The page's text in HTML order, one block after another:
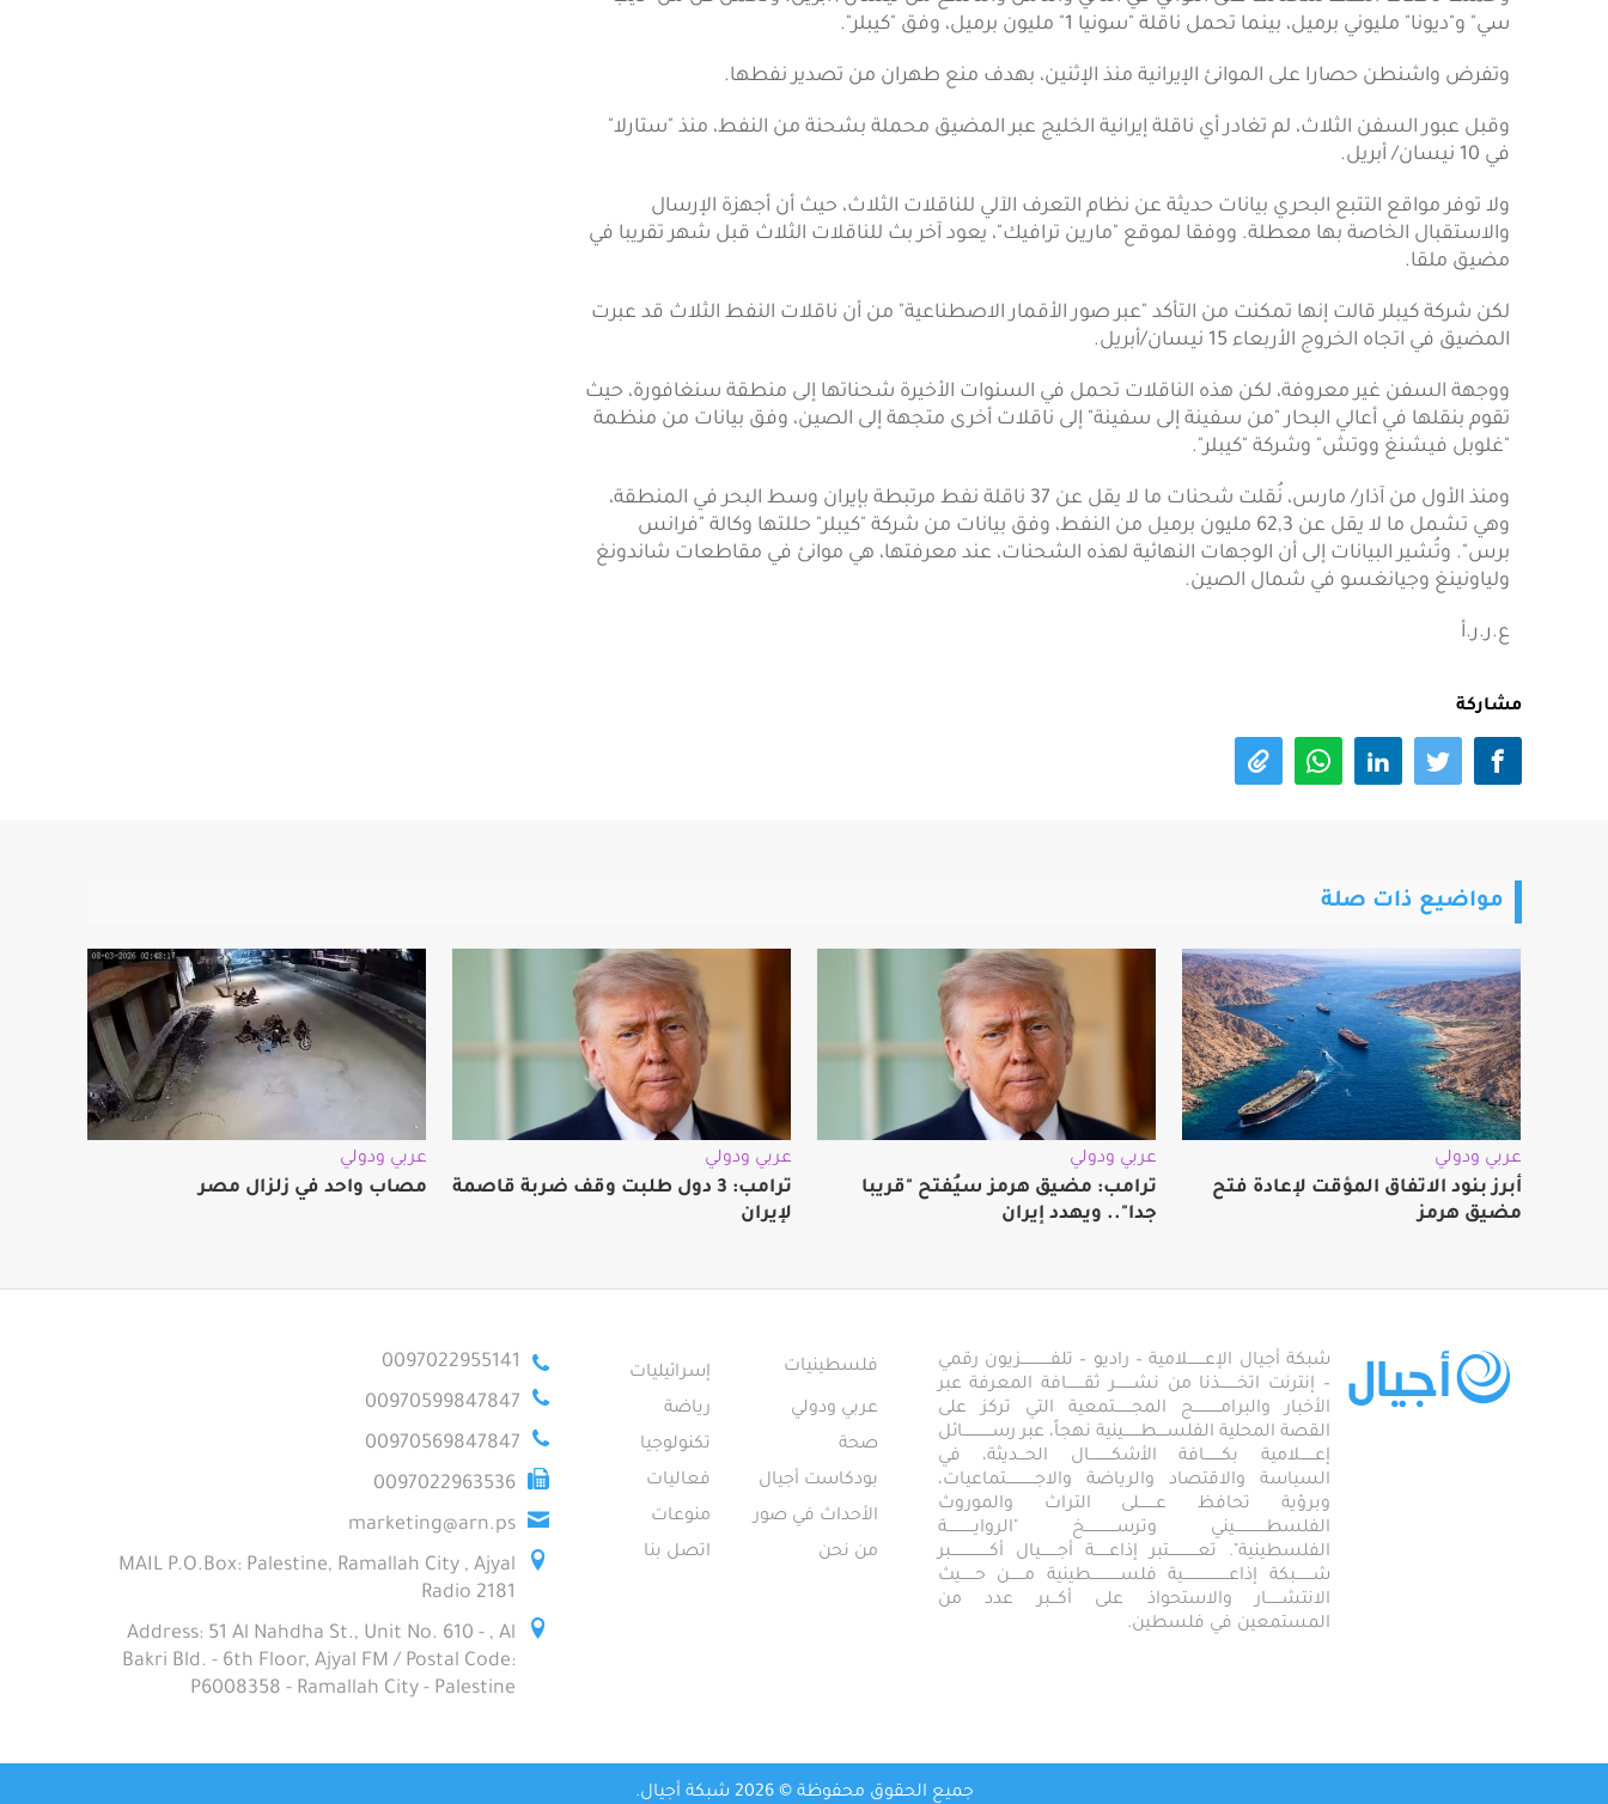
سي" و"ديونا" مليوني برميل، بينما تحمل ناقلة "سونيا 1" مليون برميل، وفق "كيبلر".
وتفرض واشنطن حصارا على الموانئ الإيرانية منذ الإثنين، بهدف منع طهران من تصدير نفطها.
وقبل عبور السفن الثلاث، لم تغادر أي ناقلة إيرانية الخليج عبر المضيق محملة بشحنة من النفط، منذ "ستارلا"
في 10 نيسان/ أبريل.
ولا توفر مواقع التتبع البحري بيانات حديثة عن نظام التعرف الآلي للناقلات الثلاث، حيث أن أجهزة الإرسال
والاستقبال الخاصة بها معطلة. ووفقا لموقع "مارين ترافيك"، يعود آخر بث للناقلات الثلاث قبل شهر تقريبا في
مضيق ملقا.
لكن شركة كيبلر قالت إنها تمكنت من التأكد "عبر صور الأقمار الاصطناعية" من أن ناقلات النفط الثلاث قد عبرت
المضيق في اتجاه الخروج الأربعاء 15 نيسان/أبريل.
ووجهة السفن غير معروفة، لكن هذه الناقلات تحمل في السنوات الأخيرة شحناتها إلى منطقة سنغافورة، حيث
تقوم بنقلها في أعالي البحار "من سفينة إلى سفينة" إلى ناقلات أخرى متجهة إلى الصين، وفق بيانات من منظمة
"غلوبل فيشنغ ووتش" وشركة "كيبلر".
ومنذ الأول من آذار/ مارس، نُقلت شحنات ما لا يقل عن 37 ناقلة نفط مرتبطة بإيران وسط البحر في المنطقة،
وهي تشمل ما لا يقل عن 62,3 مليون برميل من النفط، وفق بيانات من شركة "كيبلر" حللتها وكالة "فرانس
برس". وتُشير البيانات إلى أن الوجهات النهائية لهذه الشحنات، عند معرفتها، هي موانئ في مقاطعات شاندونغ
ولياونينغ وجيانغسو في شمال الصين.
ع.ر.ر.أ
مشاركة
مواضيع ذات صلة
عربي ودولي
أبرز بنود الاتفاق المؤقت لإعادة فتح
مضيق هرمز
عربي ودولي
ترامب: مضيق هرمز سيُفتح "قريبا
جدا".. ويهدد إيران
عربي ودولي
ترامب: 3 دول طلبت وقف ضربة قاصمة
لإيران
عربي ودولي
مصاب واحد في زلزال مصر
شبكة أجيال الإعـــــــلامية – راديو – تلفــــــــــــزيون رقمي
– إنترنت اتخـــــــذنا من نشـــــــر ثقـــــــافة المعرفة عبر
الأخبار والبرامـــــــــــج المجـــــــتمعية التي تركز على
القصة المحلية الفلســــطـــــــينية نهجاً، عبر رســــــــــــائل
إعــــــلامية بكـــــــافة الأشكـــــــــال الحـــديثة، في
السياسة والاقتصاد والرياضة والاجــــــــــــتماعيات،
وبرؤية تحافظ عـــــــلى التراث والموروث
الفلسطـــــــــــــيني وترســـــــــــــخ "الروايـــــــــــة
الفلسطينية". تعــــــــــــتبر إذاعــــــة أجـــــــيال أكــــــــــــــــبر
شـــــــبكة إذاعـــــــــــــــــــية فلســــــــــــطينية مــــــن حــــــيث
الانتشــــــار والاستحواذ على أكـــبر عدد من
المستمعين في فلسطين.
فلسطينيات
إسرائيليات
عربي ودولي
رياضة
صحة
تكنولوجيا
بودكاست أجيال
فعاليات
الأحداث في صور
منوعات
من نحن
اتصل بنا
0097022955141
00970599847847
00970569847847
0097022963536
marketing@arn.ps
MAIL P.O.Box: Palestine, Ramallah City , Ajyal
Radio 2181
Address: 51 Al Nahdha St., Unit No. 610 - , Al
Bakri Bld. - 6th Floor, Ajyal FM / Postal Code:
P6008358 - Ramallah City - Palestine
جميع الحقوق محفوظة © 2026 شبكة أجيال.